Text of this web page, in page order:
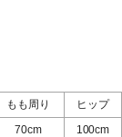
もも周り
ヒップ
70cm
100cm